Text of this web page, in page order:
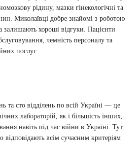
рідину, мазки гінекологічні та
Миколаївці добре знайомі з роботою
залишають хороші відгуки. Пацієнти
чемність персоналу та
послуг.
та сто відділень по всій Україні — це
лабораторій, як і більшість інших,
навіть під час війни в Україні. Тут
всім сучасним критеріям